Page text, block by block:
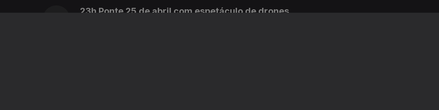
23h Ponte 25 de abril com espetáculo de drones